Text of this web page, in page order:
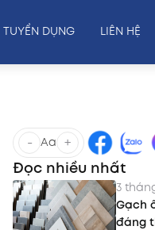
TUYỂN DỤNG LIÊN HỆ
- Aa +
Đọc nhiều nhất
3
Gạch
đáng